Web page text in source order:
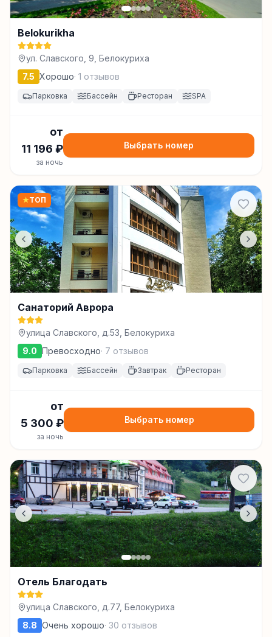
Belokurikha
ул. Славского, 9, Белокуриха
7.5 Хорошо· 1 отзывов
Парковка Бассейн Ресторан SPA
от
11 196 ₽
за ночь
Выбрать номер
★ТОП
Санаторий Аврора
улица Славского, д.53, Белокуриха
9.0 Превосходно· 7 отзывов
Парковка Бассейн Завтрак Ресторан
от
5 300 ₽
за ночь
Выбрать номер
Отель Благодать
улица Cлавского, д.77, Белокуриха
8.8 Очень хорошо· 30 отзывов